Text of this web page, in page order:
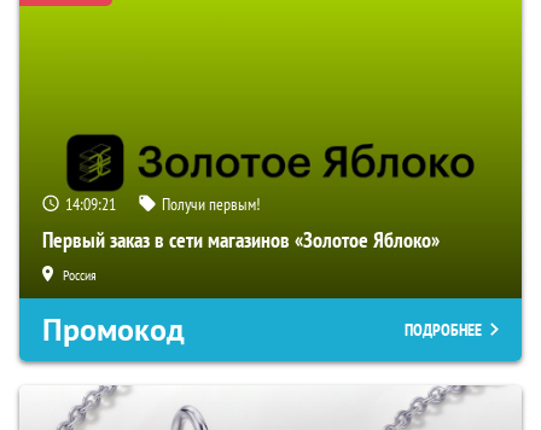
14:09:20 Получи первым!
Первый заказ в сети магазинов «Золотое Яблоко»
Россия
Промокод ПОДРОБНЕЕ